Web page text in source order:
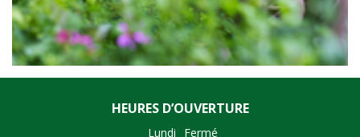
HEURES D’OUVERTURE
Lundi Fermé